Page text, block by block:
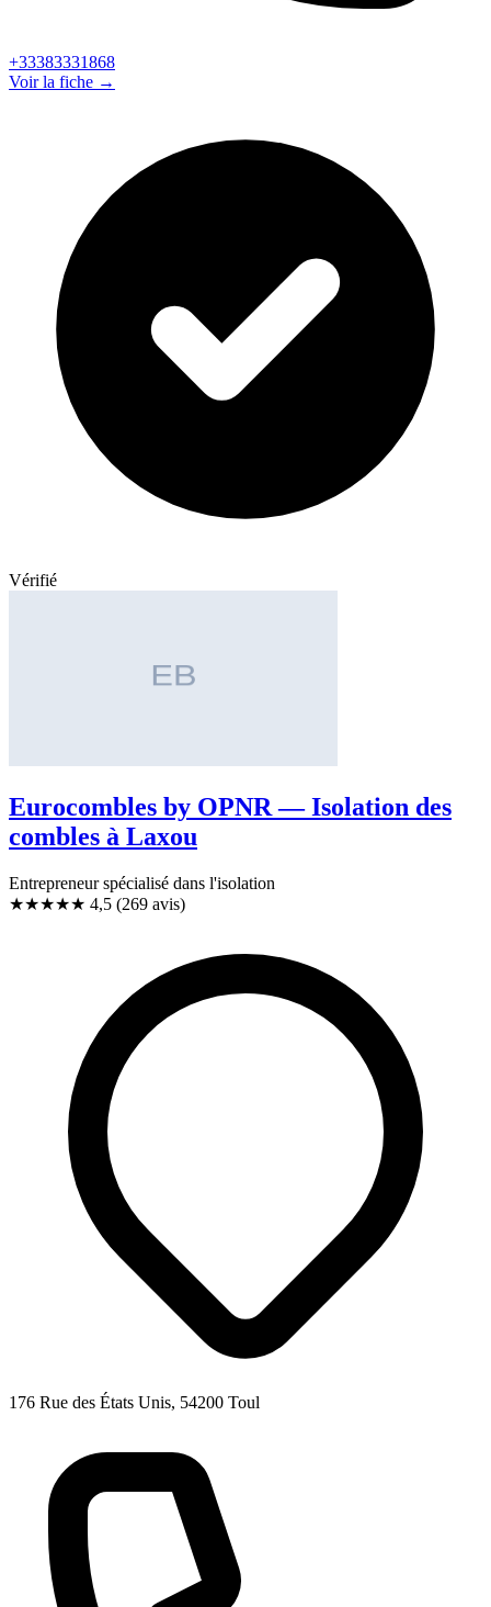
+33383331868
Voir la fiche →
Vérifié
Eurocombles by OPNR — Isolation des
combles à Laxou
Entrepreneur spécialisé dans l'isolation
★★★★★ 4,5 (269 avis)
176 Rue des États Unis, 54200 Toul